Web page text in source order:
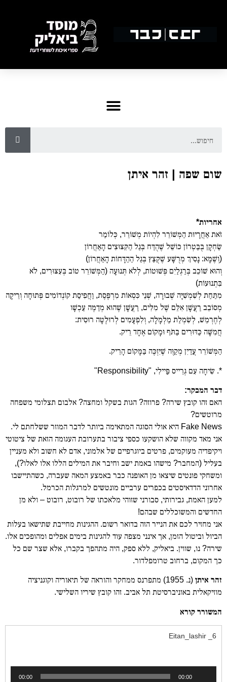
שום שפה | זהר איתן
אחריות*
זֹאת אַחֲרָיוּת הַמְּשׁוֹרֵר לִהְיוֹת מְשׁוֹרֵר, כְּלוֹמַר
שַׂחְקָן בֻּבַּטְרוֹן כּוֹשֵׁל שֶׁהֻדַּח בְּגַל הַקִּצּוּצִים הָאַחֲרוֹן
(וְשֶׁמָּא: נָסִיךְ מְרֻשָּׁע שֶׁקֻּצַּץ בְּגַל הַהַדָּחוֹת הָאַחֲרוֹן)
וְהוּא שׁוֹכֵב בְּרַגְלַיִם פְּשׁוּטוֹת, לְלֹא תְּנוּעָה (הַמְּשׁוֹרֵר טוֹב בְּעִצּוּרִים, לֹא
בִּתְנוּעוֹת)
מִתַּחַת לְשִׁמְשִׁיָּה שְׁבוּרָה, שְׁנֵי כִּסְאוֹת מִרְפֶּסֶת, וַחֲפִיסַת קוֹנְדוֹמִים פְּתוּחָה וְרֵיקָה
מְסוֹבֵב רַעֲשָׁן אִלֵּם שֶׁל מִלִּים, רַעֲשָׁן שֶׁהוּא מְדַמֶּה עַכְשָׁו
לְחֶרְמֵשׁ, לְשִׂמְלַת מַלְמָלָה, וְלִפְעָמִים לְרוּלֶטָּה רוּסִית:
חֲמִשָּׁה כַּדּוּרִים בַּתֹּף וּמָקוֹם אֶחָד רֵיק.
הַמְּשׁוֹרֵר עֲדַיִן מְקַוֶּה שֶׁיִּזְכֶּה בַּמָּקוֹם הָרֵיק.
*. שִׂיחָה עִם גְרֵייס פֵַּיילִי, "Responsibility"
דבר המבקר:
האם זהו קובץ שירה? פרוזה? הגות בשקל ומחצה? אלבום תצלומי משפחה
מרוטשים?
Fake News היא אולי הסוגה המתאימה ביותר לדבר המוזר ששלחתם לי.
אני מאד מקווה שלא הושקעו כספי ציבור בתערובת העגומה הזאת של ציטוטי
ויקיפדיה מעוקמים, פרטים ביוגרפיים של אלמוני, אדם לא חשוב ולא מעניין
בעליל (המחבר? מישהו באמת ישב וחיבר את המילים הללו אלו לאלו?),
ומשחקי פונטים שיצאו מן האופנה כבר באמצע המאה שעברה, כשהתיישבו
אחרוני הדדאיסטים בכפרים ערביים מונטשים למרגלות הכרמל.
למען האמת, גבירותי, סבורני שזוהי מלאכתו של רובוט, רובוט – ולא מן
החדשים והמשוכללים שבהם!
אני מחזיר לכם את הנייר הזה בדואר רשום. ההגינות מחייבת שתישאו בעלות
הביול וביטול הזמן, אך אינני מצפה עוד להגינות בימים אפלים ומהופכים אלו.
שירה? נו, שווין. ביאליק, ללא ספק, היה מתהפך בקברו, אלא שצר שם כל
כך המקום, ברחוב טרומפלדור.
זהר איתן
(נ. 1955) מתפרנס ממחקר והוראה של תיאוריה וקוגניציה
מוזיקאלית באוניברסיטת תל אביב. זהו קובץ שיריו השלישי.
המשורר קורא
6_ Eitan_lashir
00:00
00:00